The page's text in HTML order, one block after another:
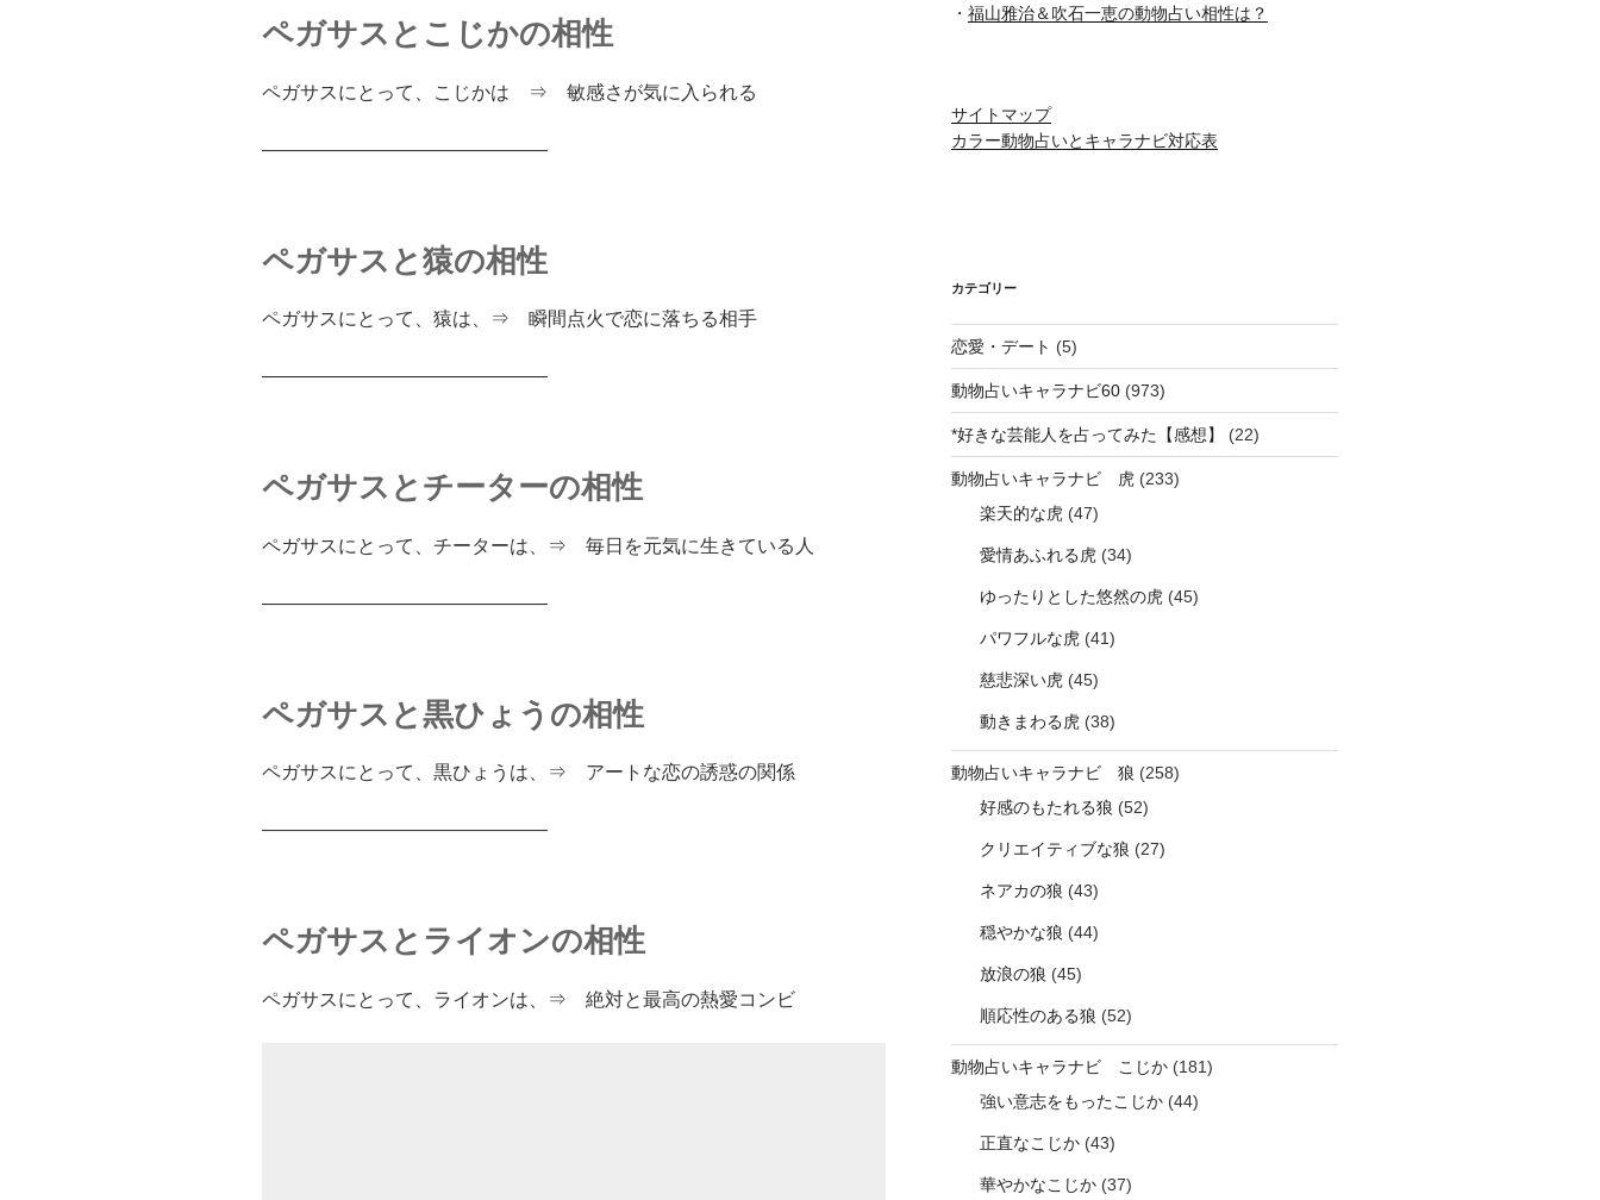
ペガサスとこじかの相性
ペガサスにとって、こじかは ⇒ 敏感さが気に入られる
―――――――――――――――
ペガサスと猿の相性
ペガサスにとって、猿は、⇒ 瞬間点火で恋に落ちる相手
―――――――――――――――
ペガサスとチーターの相性
ペガサスにとって、チーターは、⇒ 毎日を元気に生きている人
―――――――――――――――
ペガサスと黒ひょうの相性
ペガサスにとって、黒ひょうは、⇒ アートな恋の誘惑の関係
―――――――――――――――
ペガサスとライオンの相性
ペガサスにとって、ライオンは、⇒ 絶対と最高の熱愛コンビ
・ 福山雅治＆吹石一恵の動物占い相性は？
サイトマップ
カラー動物占いとキャラナビ対応表
カテゴリー
恋愛・デート (5)
動物占いキャラナビ60(973)
*好きな芸能人を占ってみた【感想】 (22)
動物占いキャラナビ 虎(233)
楽天的な虎(47)
愛情あふれる虎(34)
ゆったりとした悠然の虎(45)
パワフルな虎(41)
慈悲深い虎(45)
動きまわる虎(38)
動物占いキャラナビ 狼 (258)
好感のもたれる狼 (52)
クリエイティブな狼 (27)
ネアカの狼 (43)
穏やかな狼 (44)
放浪の狼 (45)
順応性のある狼 (52)
動物占いキャラナビ こじか(181)
強い意志をもったこじか(44)
正直なこじか(43)
華やかなこじか(37)